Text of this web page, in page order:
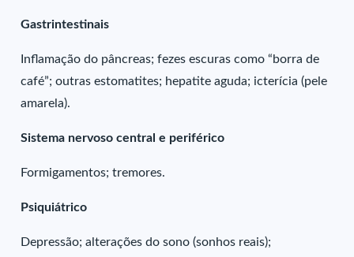
Gastrintestinais
Inflamação do pâncreas; fezes escuras como “borra de
café”; outras estomatites; hepatite aguda; icterícia (pele
amarela).
Sistema nervoso central e periférico
Formigamentos; tremores.
Psiquiátrico
Depressão; alterações do sono (sonhos reais);